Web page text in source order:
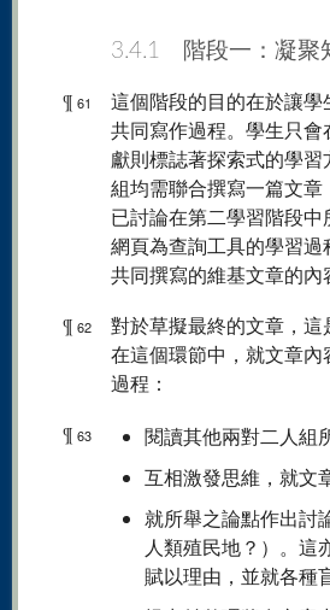
3.4.1 階段一：凝聚
¶ 61
這個階段的目的在於讓
共同寫作過程。學生只
獻則標誌著探索式的學
組均需聯合撰寫一篇文
已討論在第二學習階段
網頁為查詢工具的學習
共同撰寫的維基文章的內
¶ 62
對於草擬最終的文章，
在這個環節中，就文章
過程：
¶ 63
閱讀其他兩對二人組
互相激發思維，就文
就所舉之論點作出討
人類殖民地？）。這
賦以理由，並就各種